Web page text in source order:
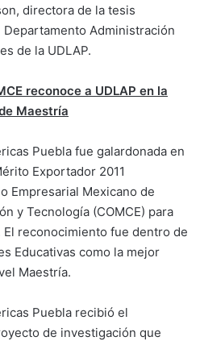
directora de la tesis
Administración
de la UDLAP.
reconoce a UDLAP en la
Maestría
Puebla fue galardonada en
Exportador 2011
Empresarial Mexicano de
y Tecnología (COMCE) para
El reconocimiento fue dentro de
Educativas como la mejor
Maestría.
Puebla recibió el
de investigación que